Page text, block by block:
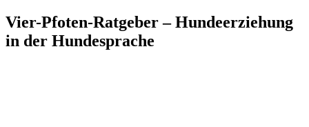
Vier-Pfoten-Ratgeber – Hundeerziehung
in der Hundesprache